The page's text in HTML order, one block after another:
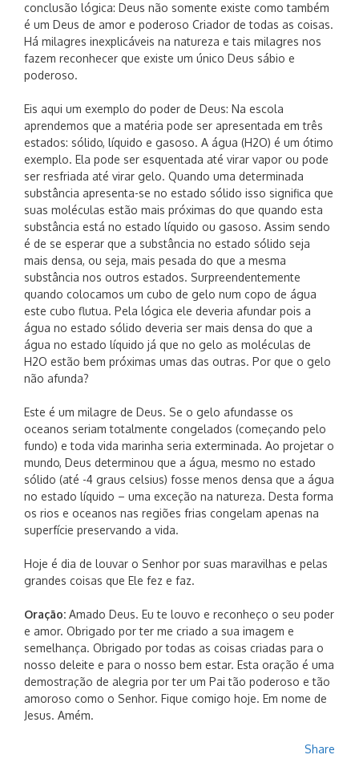
conclusão lógica: Deus não somente existe como também
é um Deus de amor e poderoso Criador de todas as coisas.
Há milagres inexplicáveis na natureza e tais milagres nos
fazem reconhecer que existe um único Deus sábio e
poderoso.
Eis aqui um exemplo do poder de Deus: Na escola
aprendemos que a matéria pode ser apresentada em três
estados: sólido, líquido e gasoso. A água (H2O) é um ótimo
exemplo. Ela pode ser esquentada até virar vapor ou pode
ser resfriada até virar gelo. Quando uma determinada
substância apresenta-se no estado sólido isso significa que
suas moléculas estão mais próximas do que quando esta
substância está no estado líquido ou gasoso. Assim sendo
é de se esperar que a substância no estado sólido seja
mais densa, ou seja, mais pesada do que a mesma
substância nos outros estados. Surpreendentemente
quando colocamos um cubo de gelo num copo de água
este cubo flutua. Pela lógica ele deveria afundar pois a
água no estado sólido deveria ser mais densa do que a
água no estado líquido já que no gelo as moléculas de
H2O estão bem próximas umas das outras. Por que o gelo
não afunda?
Este é um milagre de Deus. Se o gelo afundasse os
oceanos seriam totalmente congelados (começando pelo
fundo) e toda vida marinha seria exterminada. Ao projetar o
mundo, Deus determinou que a água, mesmo no estado
sólido (até -4 graus celsius) fosse menos densa que a água
no estado líquido – uma exceção na natureza. Desta forma
os rios e oceanos nas regiões frias congelam apenas na
superfície preservando a vida.
Hoje é dia de louvar o Senhor por suas maravilhas e pelas
grandes coisas que Ele fez e faz.
Oração: Amado Deus. Eu te louvo e reconheço o seu poder
e amor. Obrigado por ter me criado a sua imagem e
semelhança. Obrigado por todas as coisas criadas para o
nosso deleite e para o nosso bem estar. Esta oração é uma
demostração de alegria por ter um Pai tão poderoso e tão
amoroso como o Senhor. Fique comigo hoje. Em nome de
Jesus. Amém.
Share